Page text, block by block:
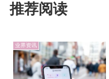
推荐阅读
业界资讯